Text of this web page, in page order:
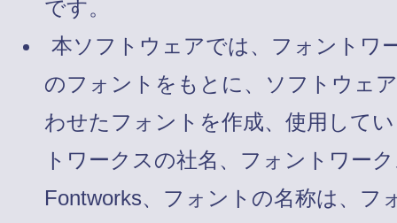
です。
本ソフトウェアでは、フォントワ
のフォントをもとに、ソフトウェ
わせたフォントを作成、使用して
トワークスの社名、フォントワー
Fontworks、フォントの名称は、フ